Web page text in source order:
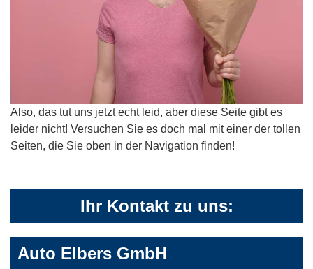
Also, das tut uns jetzt echt leid, aber diese Seite gibt es
leider nicht! Versuchen Sie es doch mal mit einer der tollen
Seiten, die Sie oben in der Navigation finden!
Ihr Kontakt zu uns:
Auto Elbers GmbH